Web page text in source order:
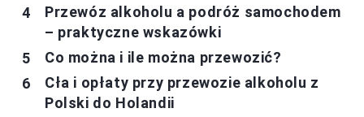
Przewóz alkoholu a podróż samochodem
– praktyczne wskazówki
Co można i ile można przewozić?
Cła i opłaty przy przewozie alkoholu z
Polski do Holandii